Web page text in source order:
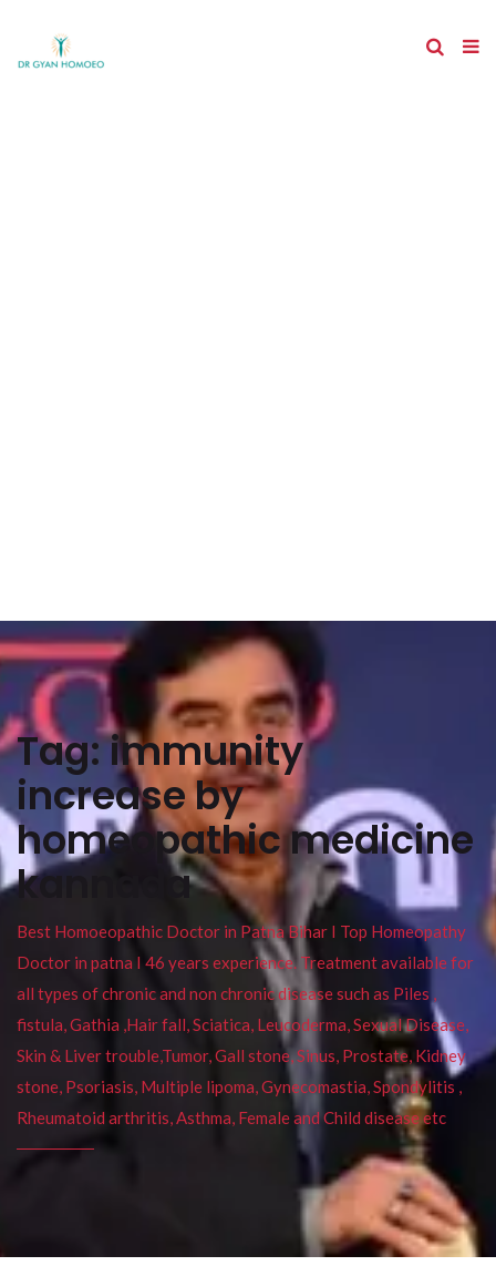
Tag:immunity
increase by
homeopathic medicine
kannada
Best Homoeopathic Doctor in Patna Bihar I Top Homeopathy
Doctor in patna I 46 years experience. Treatment available for
all types of chronic and non chronic disease such as Piles ,
fistula, Gathia ,Hair fall, Sciatica, Leucoderma, Sexual Disease,
Skin & Liver trouble,Tumor, Gall stone, Sinus, Prostate, Kidney
stone, Psoriasis, Multiple lipoma, Gynecomastia, Spondylitis ,
Rheumatoid arthritis, Asthma, Female and Child disease etc